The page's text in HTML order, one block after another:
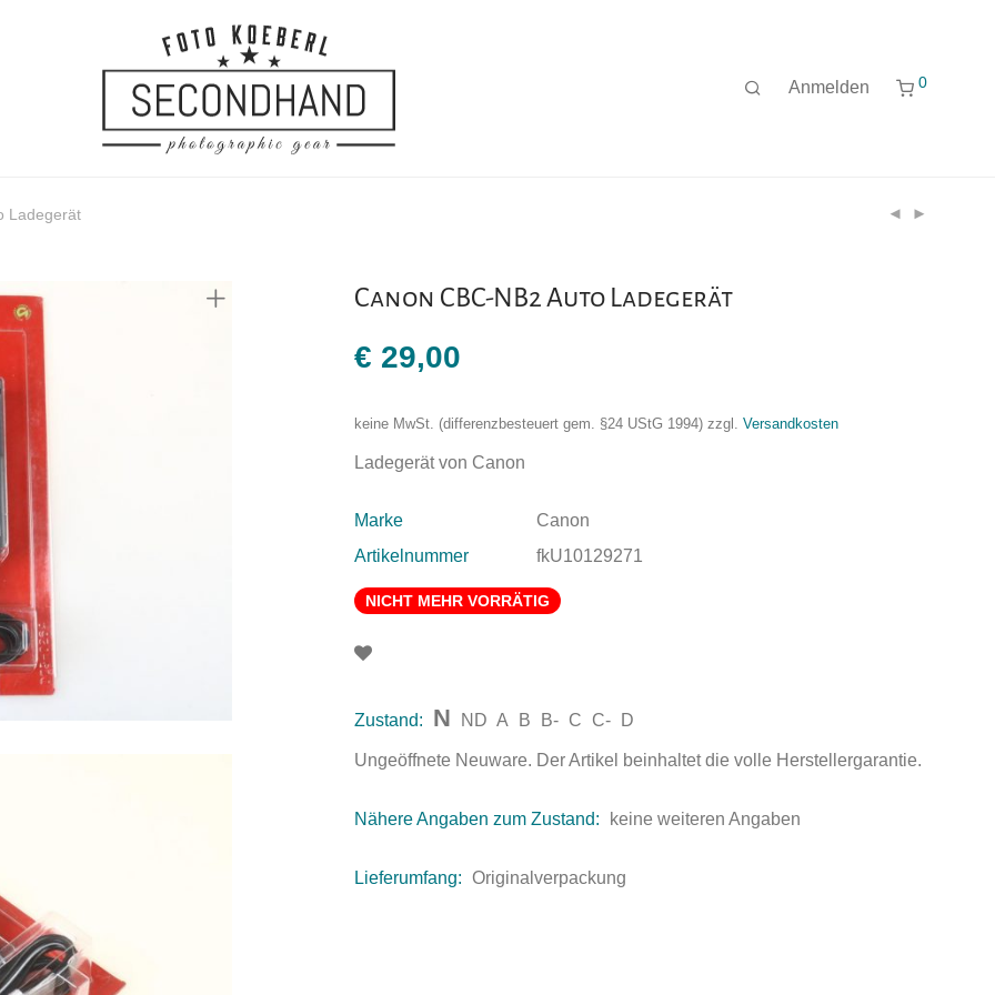
Anmelden 0
Ladegerät
Canon CBC-NB2 Auto Ladegerät
€ 29,00
keine MwSt. (differenzbesteuert gem. §24 UStG 1994) zzgl. Versandkosten
Ladegerät von Canon
Marke
Canon
Artikelnummer
fkU10129271
NICHT MEHR VORRÄTIG
Zustand: N ND A B B- C C- D
Ungeöffnete Neuware. Der Artikel beinhaltet die volle Herstellergarantie.
Nähere Angaben zum Zustand: keine weiteren Angaben
Lieferumfang: Originalverpackung